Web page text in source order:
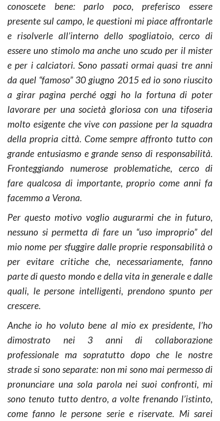
conoscete bene: parlo poco, preferisco essere
presente sul campo, le questioni mi piace affrontarle
e risolverle all’interno dello spogliatoio, cerco di
essere uno stimolo ma anche uno scudo per il mister
e per i calciatori. Sono passati ormai quasi tre anni
da quel “famoso” 30 giugno 2015 ed io sono riuscito
a girar pagina perché oggi ho la fortuna di poter
lavorare per una società gloriosa con una tifoseria
molto esigente che vive con passione per la squadra
della propria città. Come sempre affronto tutto con
grande entusiasmo e grande senso di responsabilità.
Fronteggiando numerose problematiche, cerco di
fare qualcosa di importante, proprio come anni fa
facemmo a Verona.
Per questo motivo voglio augurarmi che in futuro,
nessuno si permetta di fare un “uso improprio” del
mio nome per sfuggire dalle proprie responsabilità o
per evitare critiche che, necessariamente, fanno
parte di questo mondo e della vita in generale e dalle
quali, le persone intelligenti, prendono spunto per
crescere.
Anche io ho voluto bene al mio ex presidente, l’ho
dimostrato nei 3 anni di collaborazione
professionale ma sopratutto dopo che le nostre
strade si sono separate: non mi sono mai permesso di
pronunciare una sola parola nei suoi confronti, mi
sono tenuto tutto dentro, a volte frenando l’istinto,
come fanno le persone serie e riservate. Mi sarei